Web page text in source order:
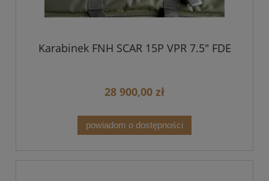
Karabinek FNH SCAR 15P VPR 7.5" FDE
28 900,00 zł
powiadom o dostępności